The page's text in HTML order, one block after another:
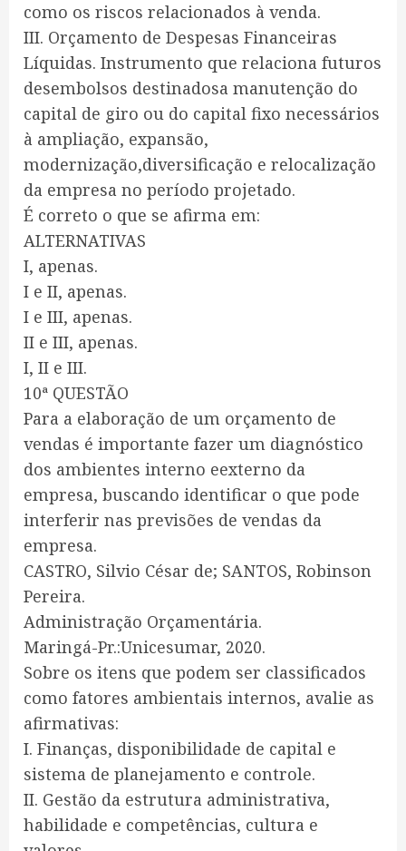
como os riscos relacionados à venda.
III. Orçamento de Despesas Financeiras
Líquidas. Instrumento que relaciona futuros
desembolsos destinadosa manutenção do
capital de giro ou do capital fixo necessários
à ampliação, expansão,
modernização,diversificação e relocalização
da empresa no período projetado.
É correto o que se afirma em:
ALTERNATIVAS
I, apenas.
I e II, apenas.
I e III, apenas.
II e III, apenas.
I, II e III.
10ª QUESTÃO
Para a elaboração de um orçamento de
vendas é importante fazer um diagnóstico
dos ambientes interno eexterno da
empresa, buscando identificar o que pode
interferir nas previsões de vendas da
empresa.
CASTRO, Silvio César de; SANTOS, Robinson
Pereira.
Administração Orçamentária.
Maringá-Pr.:Unicesumar, 2020.
Sobre os itens que podem ser classificados
como fatores ambientais internos, avalie as
afirmativas:
I. Finanças, disponibilidade de capital e
sistema de planejamento e controle.
II. Gestão da estrutura administrativa,
habilidade e competências, cultura e